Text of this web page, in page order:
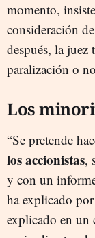
momento,
consideración
después, la juez
paralización o
Los
“Se pretende
los accionistas,
y con un
ha explicado
explicado en un